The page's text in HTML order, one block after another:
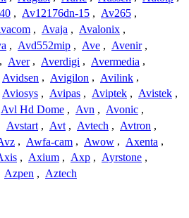
, Av12176dn-15 , Av265 ,
, Avaja , Avalonix ,
, Avd552mip , Ave , Avenir ,
, Aver , Averdigi , Avermedia ,
Avidsen , Avigilon , Avilink ,
Aviosys , Avipas , Aviptek , Avistek ,
Avl Hd Dome , Avn , Avonic ,
Avstart , Avt , Avtech , Avtron ,
, Awfa-cam , Awow , Axenta ,
, Axium , Axp , Ayrstone ,
Azpen , Aztech